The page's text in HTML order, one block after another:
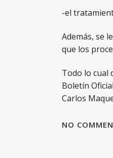
-el
Además, se
que los
Todo lo cual
Boletín
Carlos
NO